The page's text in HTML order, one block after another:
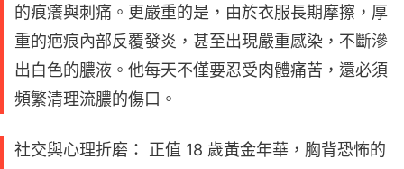
的痕癢與刺痛。更嚴重的是，由於衣服長期摩擦，厚
重的疤痕內部反覆發炎，甚至出現嚴重感染，不斷滲
出白色的膿液。他每天不僅要忍受肉體痛苦，還必須
頻繁清理流膿的傷口。
社交與心理折磨： 正值 18 歲黃金年華，胸背恐怖的